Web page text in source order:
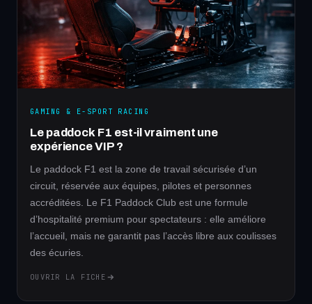
GAMING & E-SPORT RACING
Le paddock F1 est-il vraiment une
expérience VIP ?
Le paddock F1 est la zone de travail sécurisée d’un
circuit, réservée aux équipes, pilotes et personnes
accréditées. Le F1 Paddock Club est une formule
d’hospitalité premium pour spectateurs : elle améliore
l’accueil, mais ne garantit pas l’accès libre aux coulisses
des écuries.
OUVRIR LA FICHE